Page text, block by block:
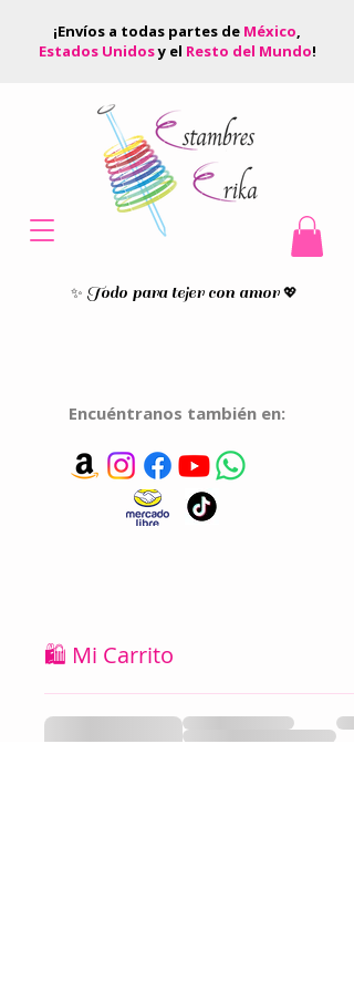
¡Envíos a todas partes de México,
Estados Unidosy el Resto del Mundo!
✨ Todo para tejer con amor 💖
Encuéntranos también en:
🛍️ Mi Carrito